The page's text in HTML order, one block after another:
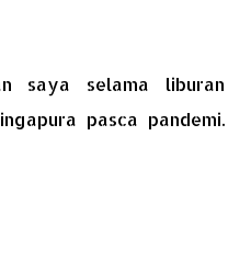
saya selama liburan
pasca pandemi.